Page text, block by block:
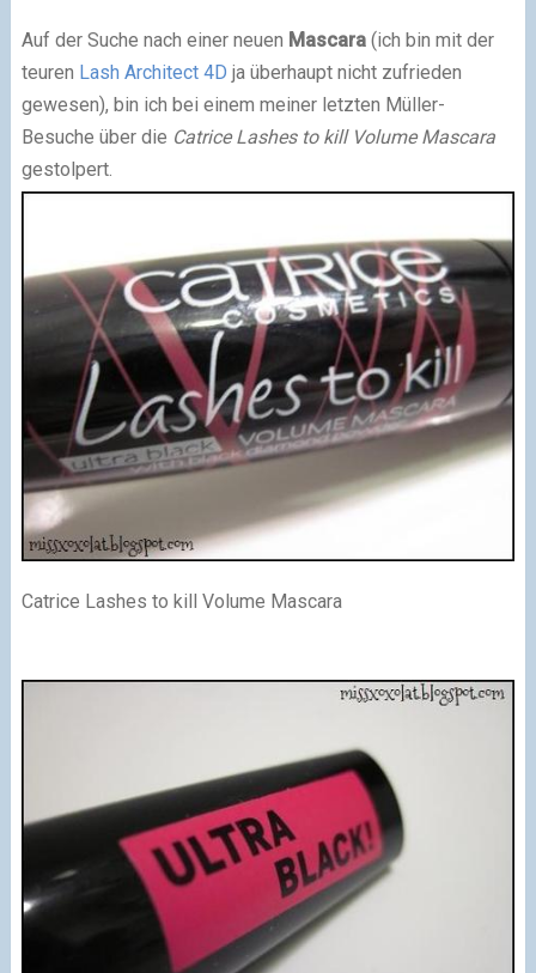
Auf der Suche nach einer neuen Mascara(ich bin mit der
teuren Lash Architect 4D ja überhaupt nicht zufrieden
gewesen), bin ich bei einem meiner letzten Müller-
Besuche über die Catrice Lashes to kill Volume Mascara
gestolpert.
Catrice Lashes to kill Volume Mascara